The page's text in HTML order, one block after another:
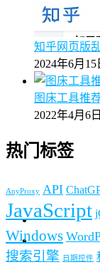
知乎网页版
2024年6月15
图床工具推
2022年4月6日
热门标签
AnyProxy API
JavaScript
Windows
搜索引擎 日期控件